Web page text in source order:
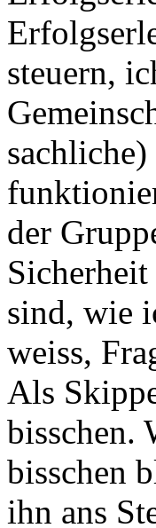
steuern,
der
sind, wie
weiss,
Als
bisschen.
bisschen
ihn ans